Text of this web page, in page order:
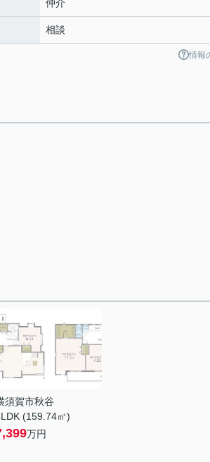
仲介
相談
情報
須賀市秋谷
(159.74㎡)
万円